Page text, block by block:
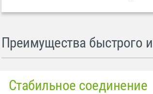
Преимущества быстрого
Стабильное соединение